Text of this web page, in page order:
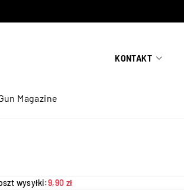
KONTAKT
Magazine
wysyłki:9,90 zł